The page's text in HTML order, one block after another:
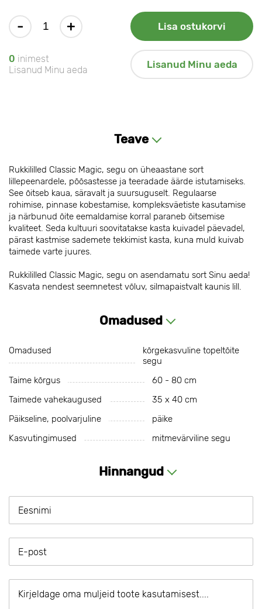
- + Lisa ostukorvi
0 inimest
Lisanud Minu aeda
Lisanud Minu aeda
Teave
Rukkililled Classic Magic, segu on üheaastane sort
lillepeenardele, põõsastesse ja teeradade äärde istutamiseks.
See õitseb kaua, säravalt ja suursuguselt. Regulaarse
rohimise, pinnase kobestamise, kompleksväetiste kasutamise
ja närbunud õite eemaldamise korral paraneb õitsemise
kvaliteet. Seda kultuuri soovitatakse kasta kuivadel päevadel,
pärast kastmise sademete tekkimist kasta, kuna muld kuivab
taimede varte juures.
Rukkililled Classic Magic, segu on asendamatu sort Sinu aeda!
Kasvata nendest seemnetest võluv, silmapaistvalt kaunis lill.
Omadused
Omadused
kõrgekasvuline topeltõite
segu
Taime kõrgus
60 - 80 cm
Taimede vahekaugused
35 х 40 cm
Päikseline, poolvarjuline
päike
Kasvutingimused
mitmevärviline segu
Hinnangud